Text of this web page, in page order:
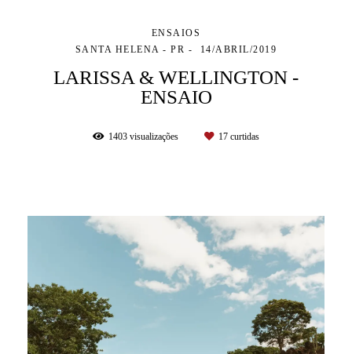
ENSAIOS
SANTA HELENA - PR
14/ABRIL/2019
LARISSA & WELLINGTON -
ENSAIO
1403 visualizações 17 curtidas